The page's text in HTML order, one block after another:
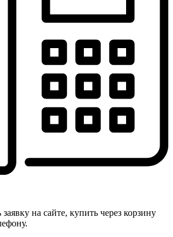
на сайте, купить через корзину